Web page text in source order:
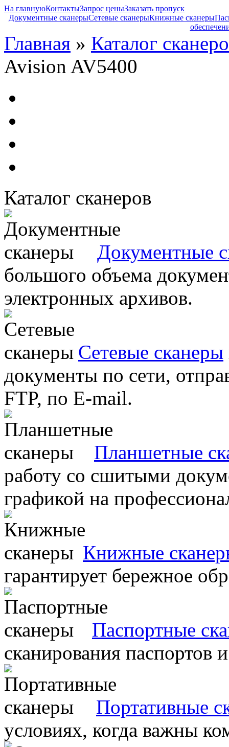
На главнуюКонтактыЗапрос ценыЗаказать пропуск
Документные сканерыСетевые сканерыКнижные сканеры
Главная » Каталог
Avision AV5400
Каталог сканеров
Документные
большого объема
электронных архивов.
Сетевые сканеры
документы по сети,
FTP, по E-mail.
Планшетные
работу со сшитыми
графикой на
Книжные
гарантирует бережное
Паспортные
сканирования паспортов
Портативные
условиях, когда важны